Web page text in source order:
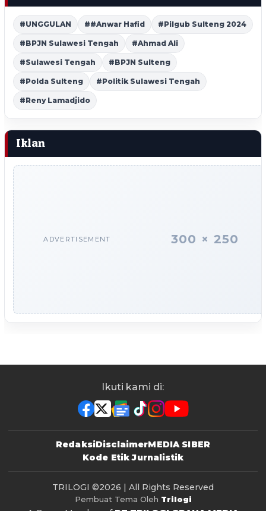
#UNGGULAN ##Anwar Hafid #Pilgub Sulteng 2024
#BPJN Sulawesi Tengah #Ahmad Ali
#Sulawesi Tengah #BPJN Sulteng
#Polda Sulteng #Politik Sulawesi Tengah
#Reny Lamadjido
Iklan
ADVERTISEMENT 300 × 250
Ikuti kami di:
RedaksiDisclaimerMEDIA SIBER
Kode Etik Jurnalistik
TRILOGI ©2026 | All Rights Reserved
Pembuat Tema Oleh Trilogi